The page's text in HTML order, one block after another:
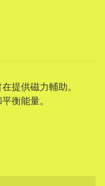
提供磁力輔助。
衡能量。